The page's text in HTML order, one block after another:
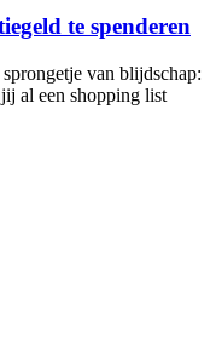
te spenderen
van blijdschap:
al een shopping list